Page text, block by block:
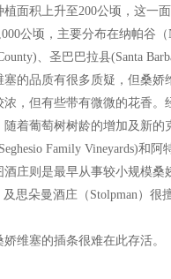
面积上升至200公顷，这一
公顷，主要分布在纳帕谷（
、圣巴巴拉县(Santa
的品质有很多质疑，但桑
，但有些带有微微的花香
着葡萄树树龄的增加及新
Family Vineyards)和
庄则是最早从事较小规模
及思朵曼酒庄（Stolpman）很
塞的插条很难在此存活。